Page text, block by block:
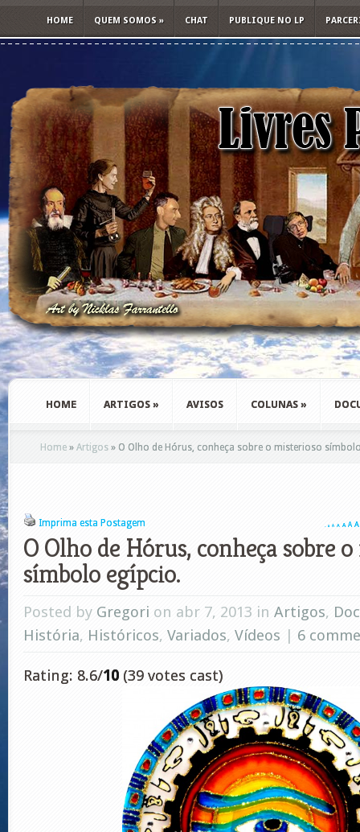
HOME QUEM SOMOS » CHAT PUBLIQUE NO LP
HOME ARTIGOS » AVISOS COLUNAS »
Home » Artigos » O Olho de Hórus, conheça sobre o misterioso
Imprima esta Postagem A A A A A A A
O Olho de Hórus, conheça sobre
símbolo egípcio.
Posted by Gregori on abr 7, 2013 in Artigos,
História, Históricos, Variados, Vídeos | 6
Rating: 8.6/10 (39 votes cast)